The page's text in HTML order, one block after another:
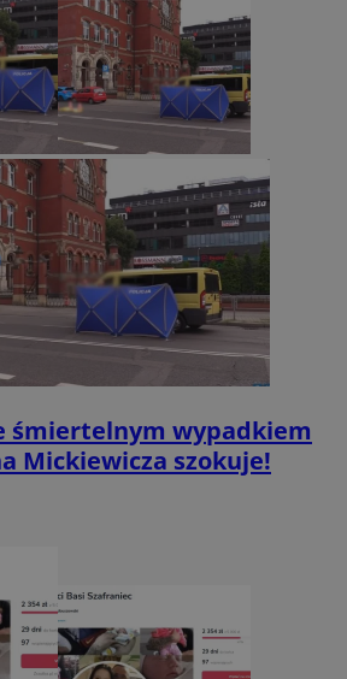
śmiertelnym wypadkiem
Mickiewicza szokuje!